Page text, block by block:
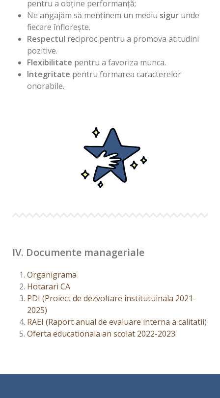
pentru a obține performanță;
Ne angajăm să menținem un mediu sigur unde
fiecare înflorește.
Respectul reciproc pentru a promova atitudini
pozitive.
Flexibilitate pentru a favoriza munca.
Integritate pentru formarea caracterelor
onorabile.
IV. Documente manageriale
Organigrama
Hotarari CA
PDI (Proiect de dezvoltare institutuinala 2021-
2025)
RAEI (Raport anual de evaluare interna a calitatii)
Oferta educationala an scolat 2022-2023